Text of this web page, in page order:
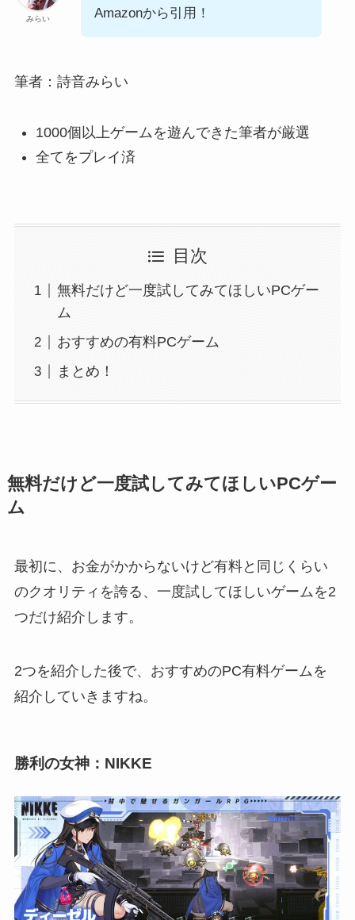
みらい
Amazonから引用！
筆者：詩音みらい
1000個以上ゲームを遊んできた筆者が厳選
全てをプレイ済
目次
無料だけど一度試してみてほしいPCゲー
ム
おすすめの有料PCゲーム
まとめ！
無料だけど一度試してみてほしいPCゲー
ム
最初に、お金がかからないけど有料と同じくらい
のクオリティを誇る、一度試してほしいゲーム を2
つだけ紹介します。
2つを紹介した後で、おすすめのPC有料ゲームを
紹介していきますね。
勝利の女神：NIKKE